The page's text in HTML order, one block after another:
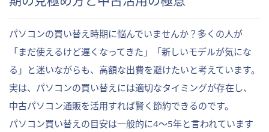
パソコンの買い替え時期に悩んでいませんか？多くの人が
「まだ使えるけど遅くなってきた」「新しいモデルが気にな
る」と迷いながらも、高額な出費を避けたいと考えています。
実は、パソコンの買い替えには適切なタイミングが存在し、
中古パソコン通販を活用すれば賢く節約できるのです。
パソコン買い替えの目安は一般的に4〜5年と言われています